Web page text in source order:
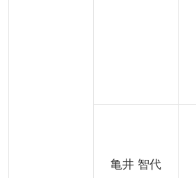
亀井 智代